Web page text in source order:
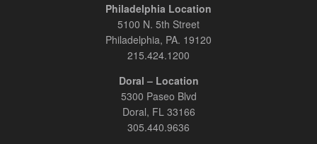
Philadelphia Location
5100 N. 5th Street
Philadelphia, PA. 19120
215.424.1200
Doral – Location
5300 Paseo Blvd
Doral, FL 33166
305.440.9636